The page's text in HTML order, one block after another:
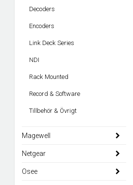
Decoders
Encoders
Link Deck Series
NDI
Rack Mounted
Record & Software
Tillbehör & Övrigt
Magewell
Netgear
Osee